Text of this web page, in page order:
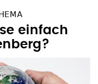
einfach